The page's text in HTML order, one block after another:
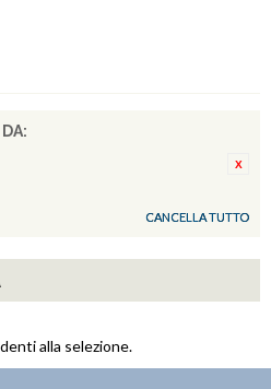
CANCELLA TUTTO
alla selezione.